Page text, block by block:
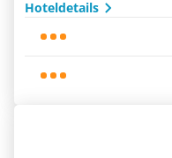
Hoteldetails